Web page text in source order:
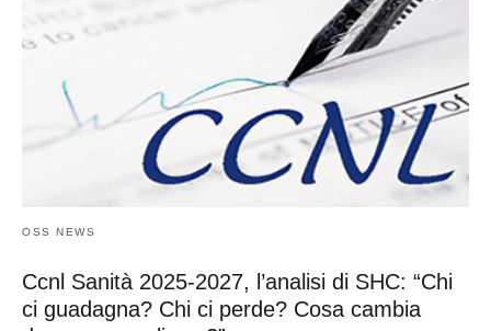
OSS NEWS
Ccnl Sanità 2025-2027, l’analisi di SHC: “Chi
ci guadagna? Chi ci perde? Cosa cambia